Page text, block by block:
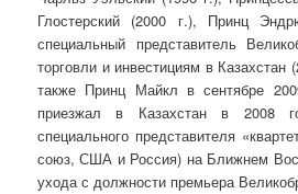
Глостерский (2000 г.), Принц
специальный представитель
торговли и инвестициям в Казахстан
также Принц Майкл в сентябре
приезжал в Казахстан в 2008
специального представителя
союз, США и Россия) на Ближнем
ухода с должности премьера